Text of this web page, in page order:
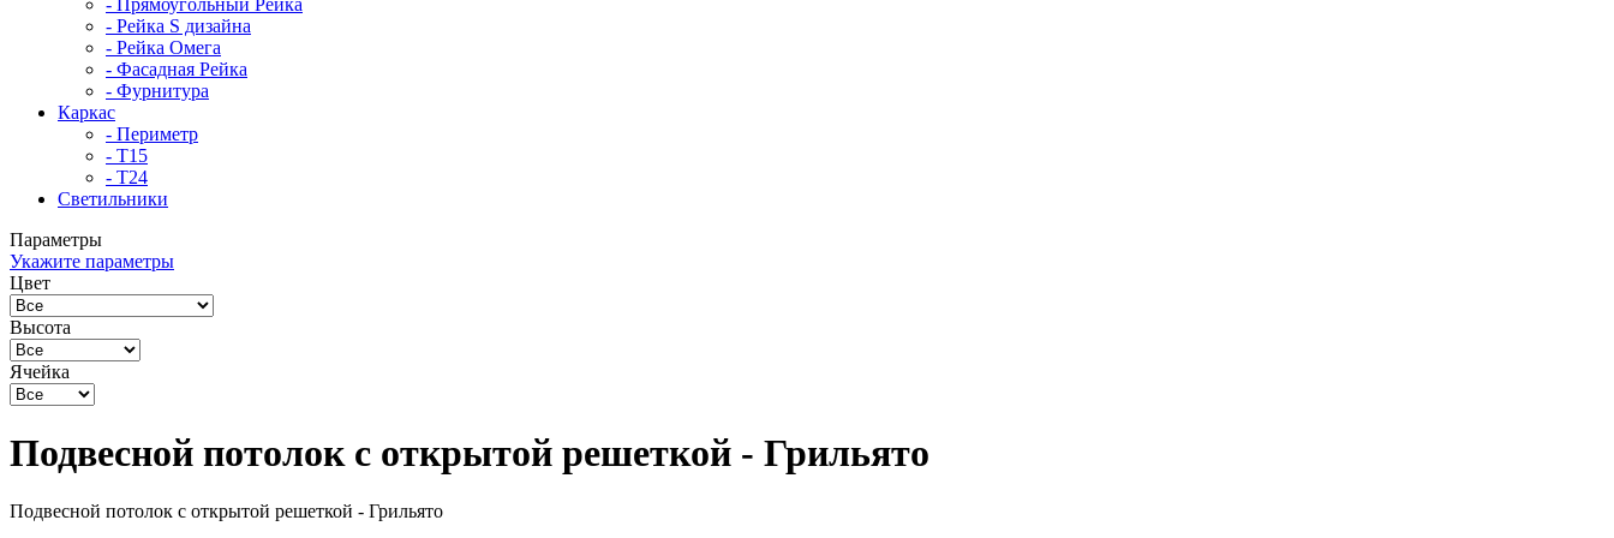
- Рейка S дизайна
- Рейка Омега
- Фасадная Рейка
- Фурнитура
Каркас
- Периметр
- Т15
- Т24
Светильники
Параметры
Укажите параметры
Цвет
Высота
Ячейка
Подвесной потолок с открытой решеткой - Грильято
Подвесной потолок с открытой решеткой - Грильято